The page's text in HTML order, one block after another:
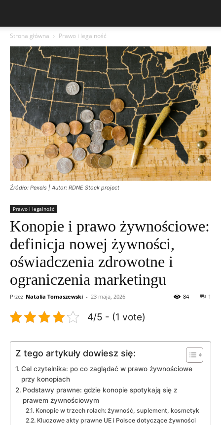
Strona główna Prawo i legalność
Źródło: Pexels | Autor: RDNE Stock project
Prawo i legalność
Konopie i prawo żywnościowe:
definicja nowej żywności,
oświadczenia zdrowotne i
ograniczenia marketingu
Przez Natalia Tomaszewski - 23 maja, 2026 1
84
4/5 - (1 vote)
Z tego artykuły dowiesz się:
Cel czytelnika: po co zaglądać w prawo żywnościowe
przy konopiach
Podstawy prawne: gdzie konopie spotykają się z
prawem żywnościowym
Konopie w trzech rolach: żywność, suplement, kosmetyk
Kluczowe akty prawne UE i Polsce dotyczące żywności